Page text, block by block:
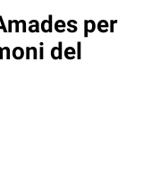
per
del